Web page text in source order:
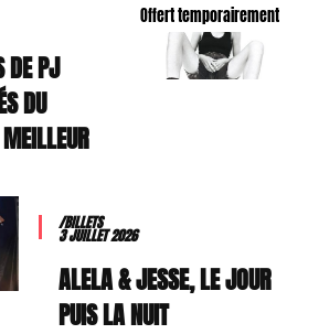
Offert temporairement
DE PJ
DU
/BILLETS
3 JUILLET 2026
ALELA & JESSE, LE JOUR
PUIS LA NUIT